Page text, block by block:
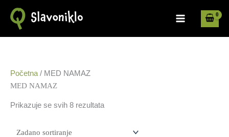
content
Početna / MED NAMAZ
MED NAMAZ
Prikazuje se svih 8 rezultata